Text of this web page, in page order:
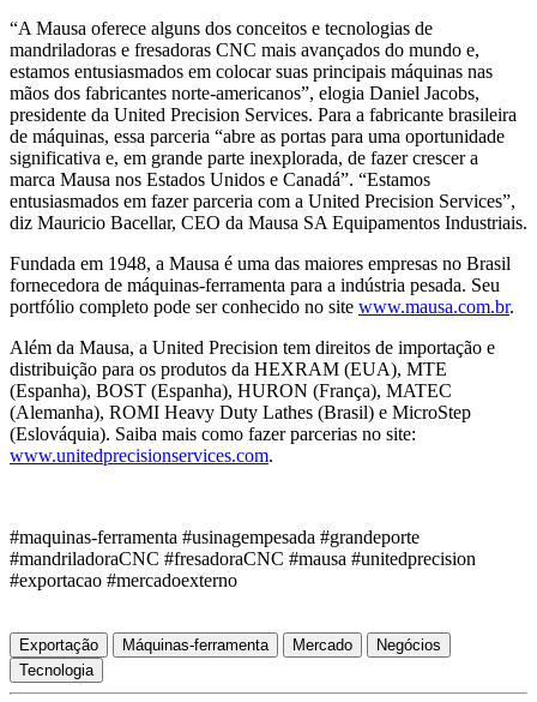
“A Mausa oferece alguns dos conceitos e tecnologias de
mandriladoras e fresadoras CNC mais avançados do mundo e,
estamos entusiasmados em colocar suas principais máquinas nas
mãos dos fabricantes norte-americanos”, elogia Daniel Jacobs,
presidente da United Precision Services. Para a fabricante brasileira
de máquinas, essa parceria “abre as portas para uma oportunidade
significativa e, em grande parte inexplorada, de fazer crescer a
marca Mausa nos Estados Unidos e Canadá”. “Estamos
entusiasmados em fazer parceria com a United Precision Services”,
diz Mauricio Bacellar, CEO da Mausa SA Equipamentos Industriais.
Fundada em 1948, a Mausa é uma das maiores empresas no Brasil
fornecedora de máquinas-ferramenta para a indústria pesada. Seu
portfólio completo pode ser conhecido no site www.mausa.com.br.
Além da Mausa, a United Precision tem direitos de importação e
distribuição para os produtos da HEXRAM (EUA), MTE
(Espanha), BOST (Espanha), HURON (França), MATEC
(Alemanha), ROMI Heavy Duty Lathes (Brasil) e MicroStep
(Eslováquia). Saiba mais como fazer parcerias no site:
www.unitedprecisionservices.com.
#maquinas-ferramenta #usinagempesada #grandeporte
#mandriladoraCNC #fresadoraCNC #mausa #unitedprecision
#exportacao #mercadoexterno
Exportação Máquinas-ferramenta Mercado
Negócios
Tecnologia